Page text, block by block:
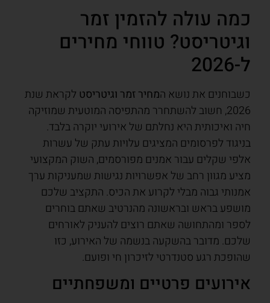
כמה עולה להזמין זמר
וגיטריסט? טווחי מחירים
ל-2026
כשבוחנים את נושא המחיר זמר וגיטריסט לקראת שנת
2026, חשוב להשתחרר מהתפיסה המוטעית שמוזיקה
חיה ואיכותית היא נחלתם של אירועי יוקרה בלבד.
בניגוד לפרסומים המציגים עלויות עתק של עשרות
אלפי שקלים עבור אמנים מפורסמים, השוק המקצועי
מציע מגוון רחב של אפשרויות נגישות שמעניקות ערך
אמנותי גבוה מבלי לקרוע את הכיס. התקציב שלכם
מושפע בראש ובראשונה מהנרטיב שאתם בוחרים
לספר ומהתחושה שאתם רוצים להעניק לאורחים
שלכם. מדובר בהשקעה בנשמה של האירוע, כזו
שהופכת רגע סטנדרטי לזיכרון חי ופועם.
אירועים פרטיים ומשפחתיים